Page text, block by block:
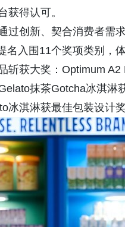
获得认可。
过创新、契合消费者需
名入围11个奖项类别，
斩获大奖：Optimum
抹茶Gotcha冰淇
冰淇淋获最佳包装设计